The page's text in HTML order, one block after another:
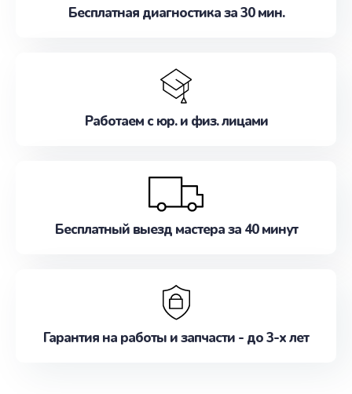
Бесплатная диагностика за 30 мин.
Работаем с юр. и физ. лицами
Бесплатный выезд мастера за 40 минут
Гарантия на работы и запчасти - до 3-х лет